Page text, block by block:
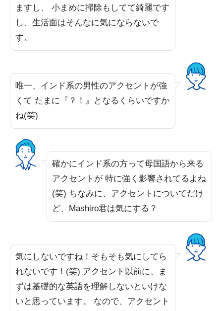
ますし、 小まめに掃除もしてて綺麗です
し、生活面はそんなに気にならないで
す。
唯一、インド系の男性のアクセントが強
くて たまに『？！』となるくらいですか
ね(笑)
確かにインド系の方って母国語から来る
アクセントが 特に強く影響されてるよね
(笑) ちなみに、アクセントについてだけ
ど、Mashiro君は気にする？
気にしないですね！そもそも気にしてら
れないです！(笑) アクセント以前に、ま
ずは基礎的な英語を理解しないといけな
いと思っています。 なので、アクセント